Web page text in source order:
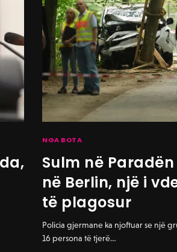
NGA BOTA
Sulm në
në Berlin, një i
të plagosur
Policia gjermane ka njoftuar se një
16 persona të tjerë…